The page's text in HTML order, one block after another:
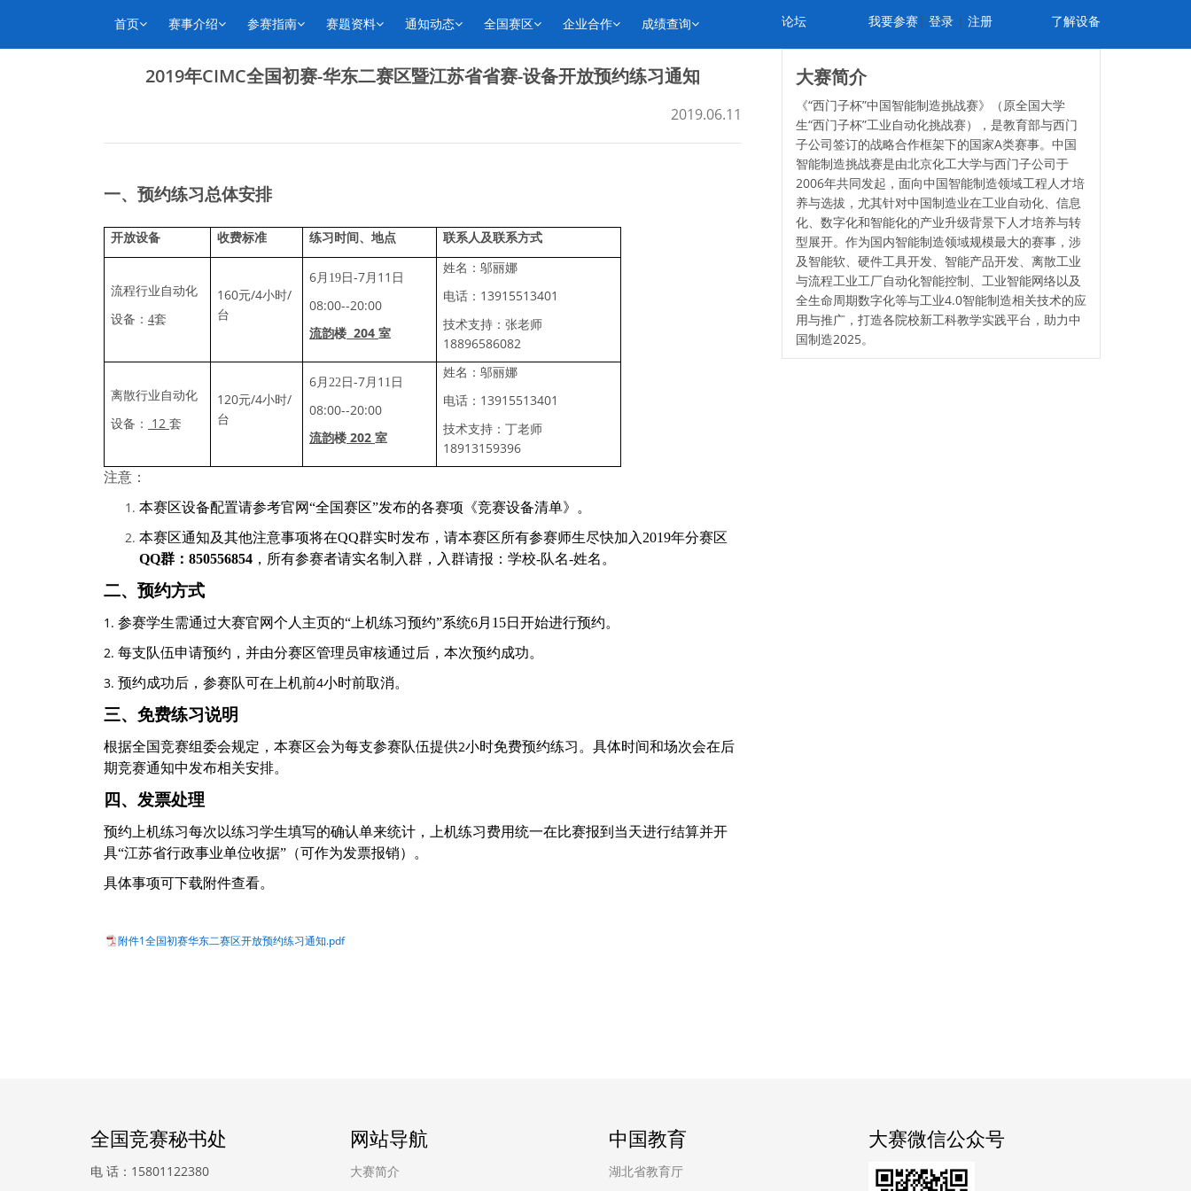
首页 赛事介绍 参赛指南 赛题资料 通知动态 全国赛区 企业合作 成绩查询 论坛 我要参赛| 登录| 注册 了解设备
2019年CIMC全国初赛-华东二赛区暨江苏省省赛-设备开放预约练习通知
2019.06.11
一、预约练习总体安排
开放设备 收费标准 练习时间、地点 联系人及联系方式
流程行业自动化
设备： 4套
160元/4小时/
台
6月 19 日 -7月 11 日
08:00--20:00
流韵楼 204 室
姓名：邬丽娜
电话： 13915513401
技术支持：张老师
18896586082
离散行业自动化
设备： 12 套
120元/4小时/
台
6月 22 日 -7月 1 1 日
08:00--20:00
流韵楼 202 室
姓名：邬丽娜
电话： 13915513401
技术支持：丁老师
18913159396
注意：
本赛区设备配置请参考官网“全国赛区”发布的各赛项《竞赛设备清单》。
本赛区通知及其他注意事项将在QQ群实时发布，请本赛区所有参赛师生尽快加入 2019年分赛区
QQ群：850556854 ，所有参赛者请实名制入群，入群请报：学校-队名-姓名。
二、预约方式
1. 参赛学生需通过大赛官网个人主页的“上机练习预约”系统6月15日开始进行预约。
2. 每支队伍申请预约，并由分赛区管理员审核通过后，本次预约成功。
3. 预约成功后，参赛队可在上机前4小时前取消。
三、免费练习说明
根据全国竞赛组委会规定，本赛区会为每支参赛队伍提供2小时免费预约练习。具体时间和场次会在后
期竞赛通知中发布相关安排。
四、发票处理
预约上机练习每次以练习学生填写的确认单来统计，上机练习费用统一在比赛报到当天进行结算并开
具“江苏省行政事业单位收据”（可作为发票报销）。
具体事项可下载附件查看。
附件1全国初赛华东二赛区开放预约练习通知.pdf
大赛简介
《“西门子杯”中国智能制造挑战赛》（原全国大学
生“西门子杯”工业自动化挑战赛），是教育部与西门
子公司签订的战略合作框架下的国家A类赛事。中国
智能制造挑战赛是由北京化工大学与西门子公司于
2006年共同发起，面向中国智能制造领域工程人才培
养与选拔，尤其针对中国制造业在工业自动化、信息
化、数字化和智能化的产业升级背景下人才培养与转
型展开。作为国内智能制造领域规模最大的赛事，涉
及智能软、硬件工具开发、智能产品开发、离散工业
与流程工业工厂自动化智能控制、工业智能网络以及
全生命周期数字化等与工业4.0智能制造相关技术的应
用与推广，打造各院校新工科教学实践平台，助力中
国制造2025。
全国竞赛秘书处
电 话：15801122380
网站导航
大赛简介
中国教育
湖北省教育厅
大赛微信公众号